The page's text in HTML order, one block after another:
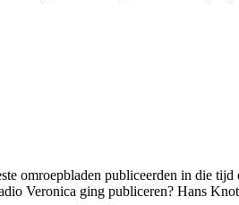
omroepbladen publiceerden in die tijd
Veronica ging publiceren? Hans